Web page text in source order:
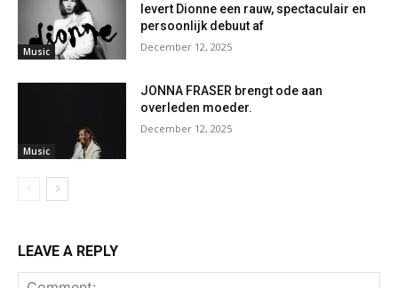
Music
levert Dionne een rauw, spectaculair en
persoonlijk debuut af
December 12, 2025
Music
JONNA FRASER brengt ode aan
overleden moeder.
December 12, 2025
LEAVE A REPLY